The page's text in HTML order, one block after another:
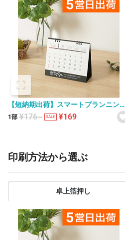
【短納期出荷】スマートプランニング
卓上カレンダー XS-001
1部 ¥176~ SALE ¥169
印刷方法から選ぶ
卓上箔押し